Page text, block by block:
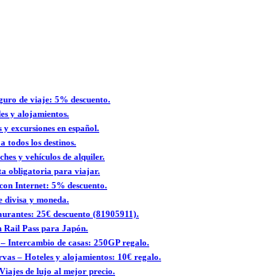
de viaje: 5% descuento.
y alojamientos.
excursiones en español.
todos los destinos.
y vehículos de alquiler.
obligatoria para viajar.
Internet: 5% descuento.
divisa y moneda.
25€ descuento (81905911).
Rail Pass para Japón.
Intercambio de casas: 250GP regalo.
– Hoteles y alojamientos: 10€ regalo.
de lujo al mejor precio.